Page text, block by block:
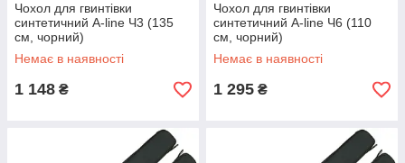
Чохол для гвинтівки
синтетичний A-line Ч3 (135
см, чорний)
Немає в наявності
1 148 ₴
Чохол для гвинтівки
синтетичний A-line Ч6 (110
см, чорний)
Немає в наявності
1 295 ₴